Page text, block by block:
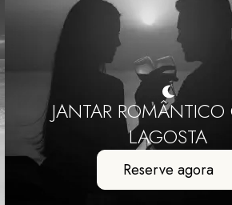
JANTAR ROMÂNTICO
LAGOSTA
Reserve agora